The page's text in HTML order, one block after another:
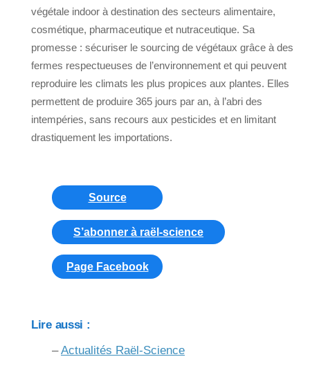
végétale indoor à destination des secteurs alimentaire,
cosmétique, pharmaceutique et nutraceutique. Sa
promesse : sécuriser le sourcing de végétaux grâce à des
fermes respectueuses de l’environnement et qui peuvent
reproduire les climats les plus propices aux plantes. Elles
permettent de produire 365 jours par an, à l’abri des
intempéries, sans recours aux pesticides et en limitant
drastiquement les importations.
Source
S’abonner à raël-science
Page Facebook
Lire aussi :
–Actualités Raël-Science